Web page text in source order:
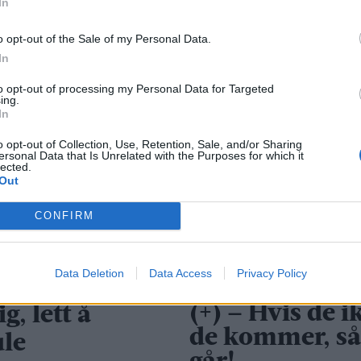
opt-out of the Sale of my Personal Data.
opt-out of processing my Personal Data for Targeted
opt-out of Collection, Use, Retention, Sale, and/or Sharing
Data that Is Unrelated with the Purposes for which it
CONFIRM
Data Deletion Data Access Privacy Policy